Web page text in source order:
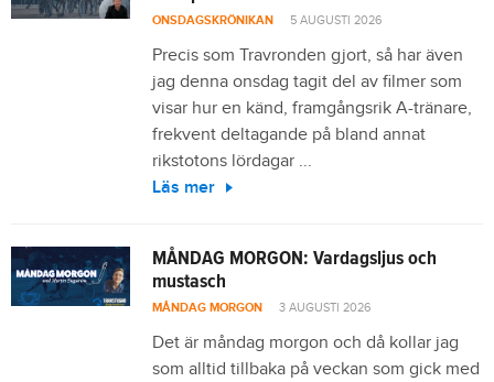
ONSDAGSKRÖNIKAN 5 AUGUSTI 2026
Precis som Travronden gjort, så har även
jag denna onsdag tagit del av filmer som
visar hur en känd, framgångsrik A-tränare,
frekvent deltagande på bland annat
rikstotons lördagar ...
Läs mer
MÅNDAG MORGON: Vardagsljus och
mustasch
MÅNDAG MORGON 3 AUGUSTI 2026
Det är måndag morgon och då kollar jag
som alltid tillbaka på veckan som gick med